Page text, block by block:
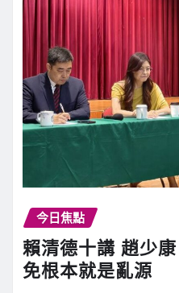
今日焦點
賴清德十講 趙少
免根本就是亂源